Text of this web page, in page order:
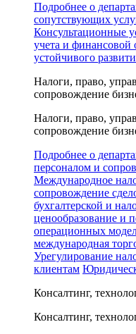
Подробнее о
сопутствующих
Консультационные
учета и финансовой
устойчивого
Налоги, право,
сопровождение
Налоги, право,
сопровождение
Подробнее о
персоналом и
Международное
сопровождение
бухгалтерской и
ценообразование и
операционных
международная
Урегулирование
клиентам
Консалтинг,
Консалтинг,